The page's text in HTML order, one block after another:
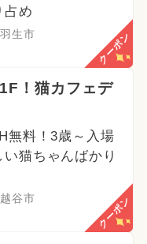
クリスマス
占め
生市 クーポン
！猫カフェデ
無料！3歳～入場
猫ちゃんばかり
谷市 クーポン